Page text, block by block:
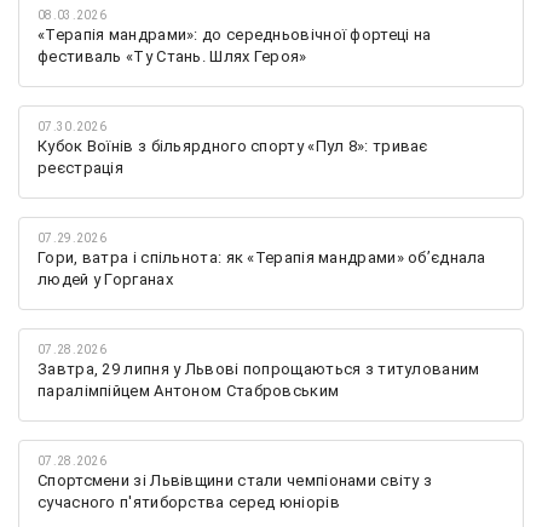
08.03.2026
«Терапія мандрами»: до середньовічної фортеці на
фестиваль «Ту Стань. Шлях Героя»
07.30.2026
Кубок Воїнів з більярдного спорту «Пул 8»: триває
реєстрація
07.29.2026
Гори, ватра і спільнота: як «Терапія мандрами» об’єднала
людей у Горганах
07.28.2026
Завтра, 29 липня у Львові попрощаються з титулованим
паралімпійцем Антоном Стабровським
07.28.2026
Спортсмени зі Львівщини стали чемпіонами світу з
сучасного п'ятиборства серед юніорів